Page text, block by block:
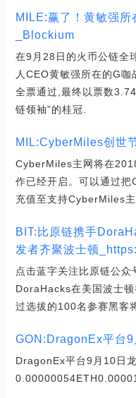
MILE:赢了！黄敏强
_Blockium
在9月28日的火币公链全
人CEO黄敏强所在的G
全票通过,最终以票数
链领袖”的桂冠.
MIL:CyberMiles创世
CyberMiles主网将在
作已经开启。可以通过
充值至支持CyberMiles
BIT:比原链携手
发者齐聚波士顿
点击蓝字关注比原链公
DoraHacks在美国波士
过选拔的100名参赛黑客
GON:DragonEx平台
DragonEx平台9月10日